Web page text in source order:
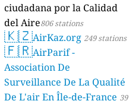
ciudadana por la Calidad
del Aire806 stations
🇰🇿AirKaz.org 249 stations
🇫🇷AirParif -
Association De
Surveillance De La Qualité
De L'air En Île-de-France 39